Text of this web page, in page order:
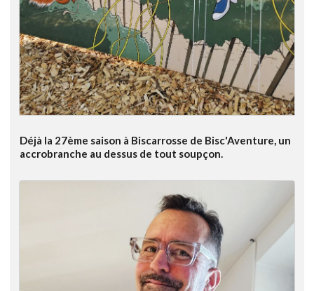
Déjà la 27ème saison à Biscarrosse de Bisc'Aventure, un
accrobranche au dessus de tout soupçon.